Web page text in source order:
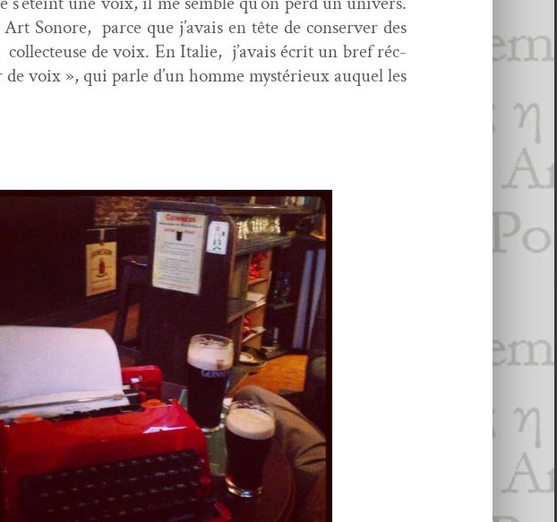
Sonore, parce que j’avais en tête de con­serv­er des
col­lecteuse de voix. En Ital­ie, j’avais écrit un bref réc­
voix », qui par­le d’un homme mys­térieux auquel les